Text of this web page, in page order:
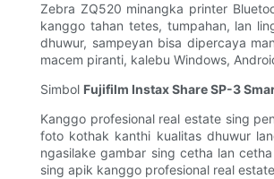
Zebra ZQ520 minangka printer
kanggo tahan tetes, tumpahan, lan
dhuwur, sampeyan bisa dipercaya
macem piranti, kalebu Windows,
Simbol Fujifilm Instax Share SP-3
Kanggo profesional real estate sing
foto kothak kanthi kualitas dhuwur
ngasilake gambar sing cetha lan
sing apik kanggo profesional real